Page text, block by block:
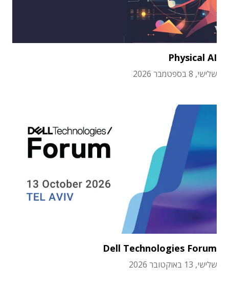
Physical AI
שלישי, 8 בספטמבר 2026
Dell Technologies Forum
שלישי, 13 באוקטובר 2026